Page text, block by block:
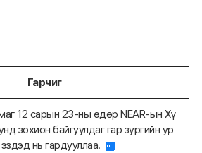
Гарчиг
12 сарын 23-ны өдөр NEAR-ын Хү
зохион байгуулдаг гар зургийн ур
нь гардууллаа.